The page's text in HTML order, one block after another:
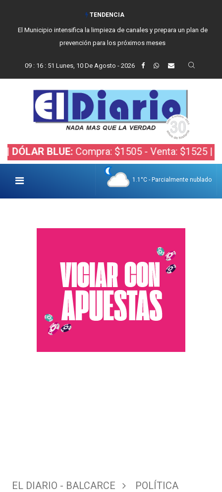
TENDENCIA
El Municipio intensifica la limpieza de canales y prepara un plan de
prevención para los próximos meses
09 : 16 : 52 Lunes, 10 De Agosto - 2026
BLUE: Compra: $1505 - Venta: $1525 |DÓLAR
1.1°C - Parcialmente nublado
EL DIARIO - BALCARCE
POLÍTICA